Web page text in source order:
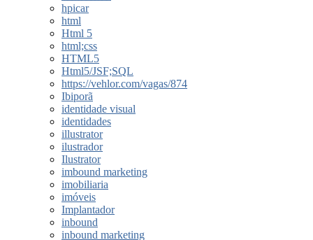
hpicar
html
Html 5
html;css
HTML5
Html5/JSF;SQL
https://vehlor.com/vagas/874
Ibiporã
identidade visual
identidades
illustrator
ilustrador
Ilustrator
imbound marketing
imobiliaria
imóveis
Implantador
inbound
inbound marketing